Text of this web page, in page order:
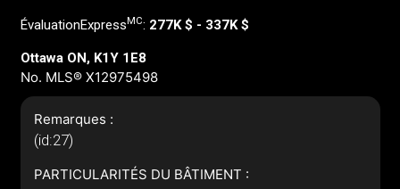
ÉvaluationExpress MC: 277K $ - 337K $
Ottawa ON, K1Y 1E8
No. MLS® X12975498
Remarques :
(id:27)
PARTICULARITÉS DU BÂTIMENT :